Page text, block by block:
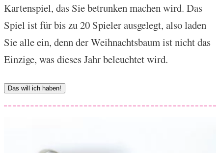
Kartenspiel, das Sie betrunken machen wird. Das
Spiel ist für bis zu 20 Spieler ausgelegt, also laden
Sie alle ein, denn der Weihnachtsbaum ist nicht das
Einzige, was dieses Jahr beleuchtet wird.
Das will ich haben!